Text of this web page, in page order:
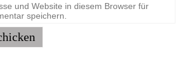
und Website in diesem Browser für
speichern.